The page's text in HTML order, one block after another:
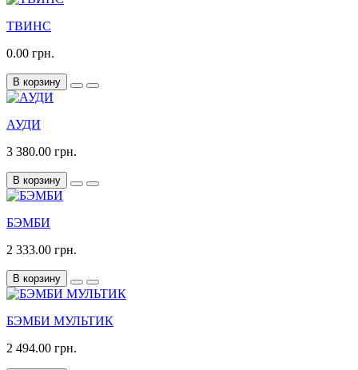
ТВИНС
0.00 грн.
В корзину
АУДИ
3 380.00 грн.
В корзину
БЭМБИ
2 333.00 грн.
В корзину
БЭМБИ МУЛЬТИК
2 494.00 грн.